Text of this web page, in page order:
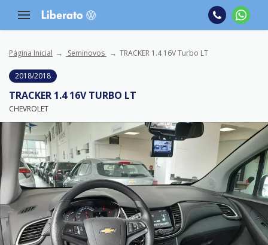
Página Inicial Seminovos TRACKER 1.4 16V Turbo LT
2018/2018
TRACKER 1.4 16V TURBO LT
CHEVROLET